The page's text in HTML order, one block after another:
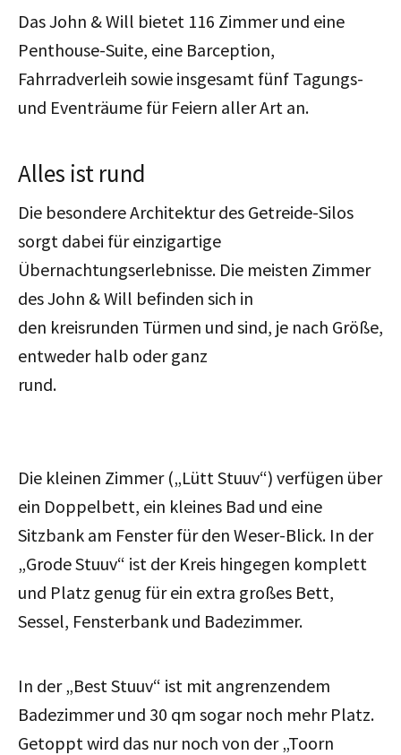
Das John & Will bietet 116 Zimmer und eine
Penthouse-Suite, eine Barception,
Fahrradverleih sowie insgesamt fünf Tagungs-
und Eventräume für Feiern aller Art an.
Alles ist rund
Die besondere Architektur des Getreide-Silos
sorgt dabei für einzigartige
Übernachtungserlebnisse. Die meisten Zimmer
des John & Will befinden sich in
den kreisrunden Türmen und sind, je nach Größe,
entweder halb oder ganz
rund.
Die kleinen Zimmer („Lütt Stuuv“) verfügen über
ein Doppelbett, ein kleines Bad und eine
Sitzbank am Fenster für den Weser-Blick. In der
„Grode Stuuv“ ist der Kreis hingegen komplett
und Platz genug für ein extra großes Bett,
Sessel, Fensterbank und Badezimmer.
In der „Best Stuuv“ ist mit angrenzendem
Badezimmer und 30 qm sogar noch mehr Platz.
Getoppt wird das nur noch von der „Toorn